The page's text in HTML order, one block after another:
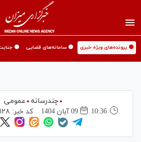
🟡 پرونده‌های ویژه خبری 🟡 سامانه‌های قضایی 🟡
چندرسانه
عمومی
10:36
09 آبان 1404 کد خبر: